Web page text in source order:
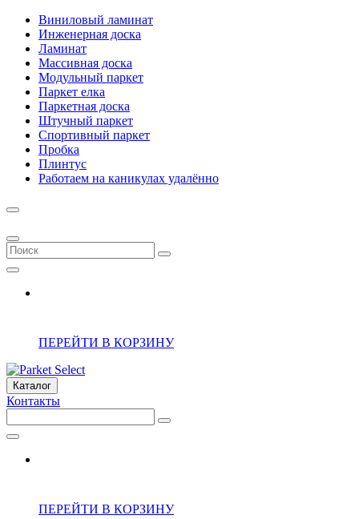
Виниловый ламинат
Инженерная доска
Ламинат
Массивная доска
Модульный паркет
Паркет елка
Паркетная доска
Штучный паркет
Спортивный паркет
Пробка
Плинтус
Работаем на каникулах удалённо
ПЕРЕЙТИ В КОРЗИНУ
Каталог
Контакты
ПЕРЕЙТИ В КОРЗИНУ